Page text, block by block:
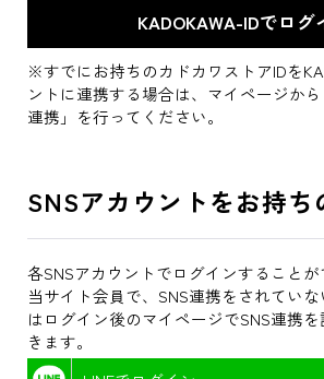
※すでにお持ちのカドカワストアIDを
ントに連携する場合は、マイページから
連携」を行ってください。
SNSアカウントをお持ち
各SNSアカウントでログインすることが
当サイト会員で、SNS連携をされてい
はログイン後のマイページでSNS連携
きます。